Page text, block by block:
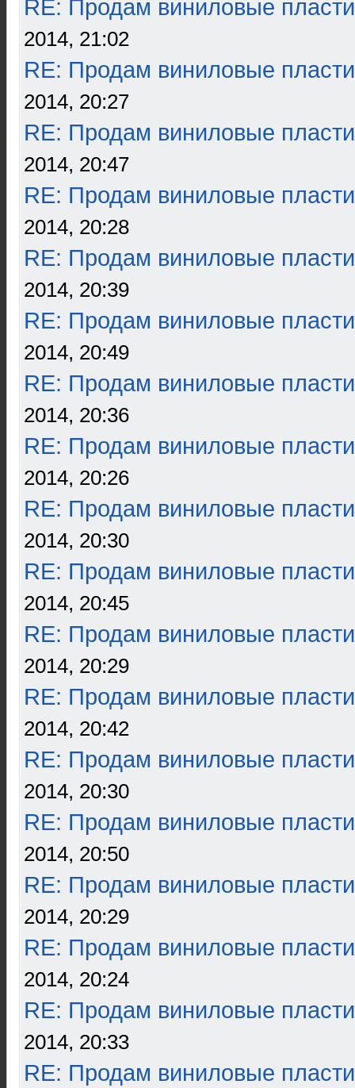
RE: Продам виниловые
2014, 21:02
RE: Продам виниловые
2014, 20:27
RE: Продам виниловые
2014, 20:47
RE: Продам виниловые
2014, 20:28
RE: Продам виниловые
2014, 20:39
RE: Продам виниловые
2014, 20:49
RE: Продам виниловые
2014, 20:36
RE: Продам виниловые
2014, 20:26
RE: Продам виниловые
2014, 20:30
RE: Продам виниловые
2014, 20:45
RE: Продам виниловые
2014, 20:29
RE: Продам виниловые
2014, 20:42
RE: Продам виниловые
2014, 20:30
RE: Продам виниловые
2014, 20:50
RE: Продам виниловые
2014, 20:29
RE: Продам виниловые
2014, 20:24
RE: Продам виниловые
2014, 20:33
RE: Продам виниловые